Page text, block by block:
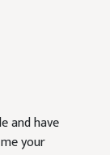
and have
me your